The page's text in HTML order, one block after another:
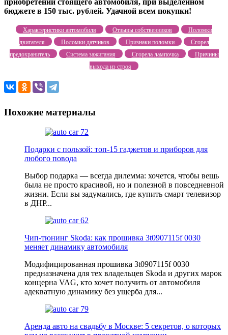
приобретении стоящего автомобиля, при выделенном
бюджете в 150 тыс. рублей. Удачной всем покупки!
Характеристики автомобиля Отзывы собственников
Поломки
двигателя
Поломки датчиков Признаки поломки
Сгорел
предохранитель
Система зажигания Сгорела лампочка
Причины
выхода из строя
Похожие материалы
Подарки с пользой: топ-15 гаджетов и приборов для
любого повода
Выбор подарка — всегда дилемма: хочется, чтобы вещь
была не просто красивой, но и полезной в повседневной
жизни. Если вы задумались, где купить смарт телевизор
в ДНР...
Чип-тюнинг Skoda: как прошивка 3t0907115f 0030
меняет динамику автомобиля
Модифицированная прошивка 3t0907115f 0030
предназначена для тех владельцев Skoda и других марок
концерна VAG, кто хочет получить от автомобиля
адекватную динамику без ущерба для...
Аренда авто на свадьбу в Москве: 5 секретов, о которых